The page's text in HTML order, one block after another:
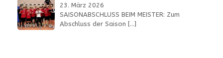
23. März 2026
SAISONABSCHLUSS BEIM MEISTER: Zum
Abschluss der Saison […]